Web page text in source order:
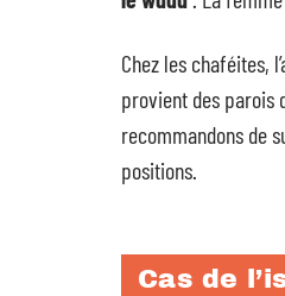
Chez les chaféites,
provient des parois
recommandons de
positions.
Cas de